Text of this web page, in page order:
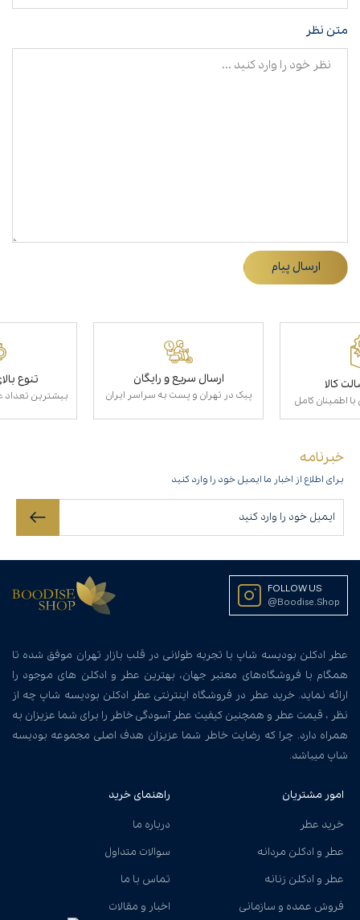
متن نظر
ارسال پیام
کالا
اطمینان کامل
ارسال سریع و رایگان
پیک در تهران و پست به سراسر ایران
تنوع
بیشترین تعداد
خبرنامه
برای اطلاع از اخبار ما ایمیل خود را وارد کنید
FOLLOW US
@Boodise.Shop
عطر ادکلن بودیسه شاپ با تجربه طولانی در قلب بازار تهران موفق شده تا
همگام با فروشگاه‌های معتبر جهان، بهترین عطر و ادکلن های موجود را
ارائه نماید. خرید عطر در فروشگاه اینترنتی عطر ادکلن بودیسه شاپ چه از
نظر ، قیمت عطر و همچنین کیفیت عطر آسودگی خاطر را برای شما عزیزان به
همراه دارد. چرا که رضایت خاطر شما عزیزان هدف اصلی مجموعه بودیسه
شاپ میباشد.
امور مشتریان
خرید عطر
عطر و ادکلن مردانه
عطر و ادکلن زنانه
فروش عمده و سازمانی
راهنمای خرید
درباره ما
سوالات متداول
تماس با ما
اخبار و مقالات